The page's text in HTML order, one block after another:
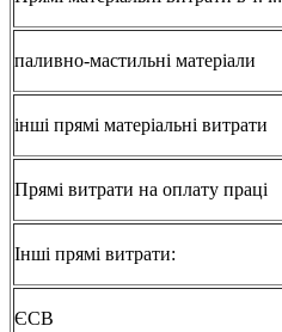
паливно-мастильні матеріали
інші прямі матеріальні витрати
Прямі витрати на оплату праці
Інші прямі витрати:
ЄСВ